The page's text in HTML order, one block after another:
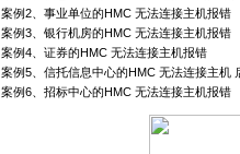
案例2、事业单位的HMC 无法连接主机报错
案例3、银行机房的HMC 无法连接主机报错
案例4、证券的HMC 无法连接主机报错
案例5、信托信息中心的HMC 无法连接主机
案例6、招标中心的HMC 无法连接主机报错